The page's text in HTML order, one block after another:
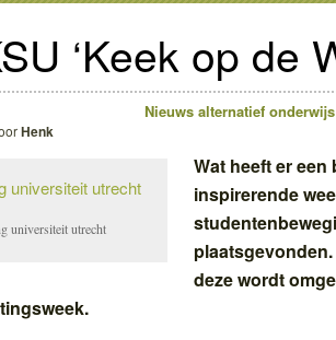
‘Keek op de
Nieuws alternatief onderwijs
Henk
universiteit utrecht
Wat heeft er
inspirerende
deze wordt